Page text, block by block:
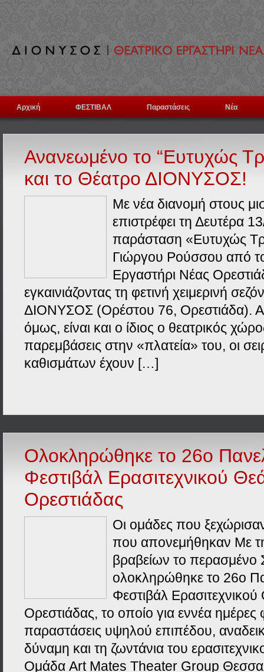
Αρχική ΦΕΣΤΙΒΑΛ Παραστάσεις Νέα
Ανανεωμένο το “Ευτυχώς
και το Θέατρο ΔΙΟΝΥΣΟΣ!
Με νέα διανομή στους
επιστρέφει τη Δευτέρα
παράσταση «Ευτυχώς
Γιώργου Ρούσσου από
Εργαστήρι Νέας
εγκαινιάζοντας τη φετινή χειμερινή
ΔΙΟΝΥΣΟΣ (Ορέστου 76, Ορεστιάδα).
όμως, είναι και ο ίδιος ο θεατρικός
παρεμβάσεις στην «πλατεία» του, οι
καθισμάτων έχουν […]
Ολοκληρώθηκε το 26ο
Φεστιβάλ Ερασιτεχνικού
Ορεστιάδας
Οι ομάδες που
που απονεμήθηκαν Με
βραβείων το περασμένο
ολοκληρώθηκε το 26ο
Φεστιβάλ
Ορεστιάδας, το οποίο για εννέα ημέρες
παραστάσεις υψηλού επιπέδου,
δύναμη και τη ζωντάνια του
Ομάδα Art Mates Theater Group